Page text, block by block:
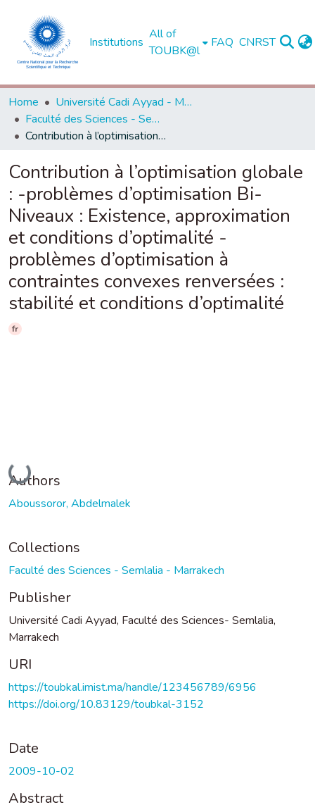
Institutions
All of
TOUBK@l
FAQ CNRST
Home
Université Cadi Ayyad - Marrakech
Faculté des Sciences - Semlalia - Marrakech
Contribution à l’optimisation globale : -problèmes d’optimisation Bi-Niveaux : Existence, approximation et conditions d’optimalité -problèmes d’optimisation à contraintes convexes renversées : stabilité et conditions d’optimalité
Contribution à l’optimisation globale
: -problèmes d’optimisation Bi-
Niveaux : Existence, approximation
et conditions d’optimalité -
problèmes d’optimisation à
contraintes convexes renversées :
stabilité et conditions d’optimalité
fr
Loading...
Authors
Aboussoror, Abdelmalek
Collections
Faculté des Sciences - Semlalia - Marrakech
Publisher
Université Cadi Ayyad, Faculté des Sciences- Semlalia,
Marrakech
URI
https://toubkal.imist.ma/handle/123456789/6956
https://doi.org/10.83129/toubkal-3152
Date
2009-10-02
Abstract